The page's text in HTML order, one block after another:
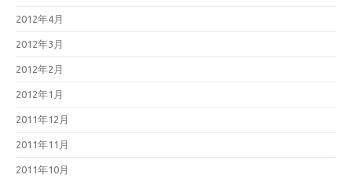
2012年4月
2012年3月
2012年2月
2012年1月
2011年12月
2011年11月
2011年10月